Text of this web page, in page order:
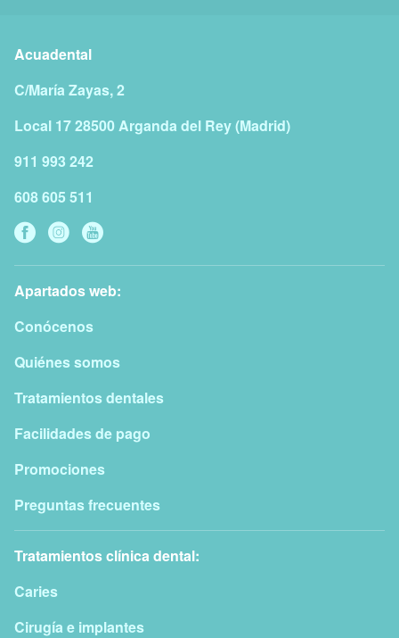
Acuadental
C/María Zayas, 2
Local 1728500 Arganda del Rey(Madrid)
911 993 242
608 605 511
Apartados web:
Conócenos
Quiénes somos
Tratamientos dentales
Facilidades de pago
Promociones
Preguntas frecuentes
Tratamientos clínica dental:
Caries
Cirugía e implantes